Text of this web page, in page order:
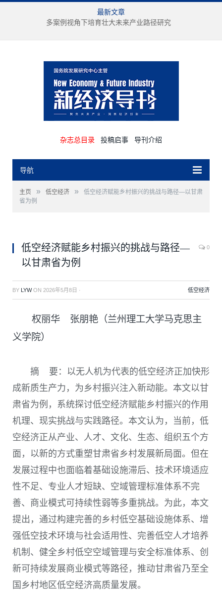
最新文章
多案例视角下培育壮大未来产业路径研究
杂志总目录 投稿启事 导刊介绍
导航
主页 » 低空经济 »
低空经济赋能乡村振兴的挑战与路径—以甘肃
省为例
低空经济赋能乡村振兴的挑战与路径—
以甘肃省为例
0
BY LYWON 2026年5月8日 · 低空经济
权丽华 张朋艳（兰州理工大学马克思主
义学院）
摘 要：以无人机为代表的低空经济正加快形
成新质生产力，为乡村振兴注入新动能。本文以甘
肃省为例，系统探讨低空经济赋能乡村振兴的作用
机理、现实挑战与实践路径。本文认为，当前，低
空经济正从产业、人才、文化、生态、组织五个方
面，以新的方式重塑甘肃省乡村发展新局面。但在
发展过程中也面临着基础设施滞后、技术环境适应
性不足、专业人才短缺、空域管理标准体系不完
善、商业模式可持续性弱等多重挑战。为此，本文
提出，通过构建完善的乡村低空基础设施体系、增
强低空技术环境与社会适用性、完善低空人才培养
机制、健全乡村低空空域管理与安全标准体系、创
新可持续发展商业模式等路径，推动甘肃省乃至全
国乡村地区低空经济高质量发展。